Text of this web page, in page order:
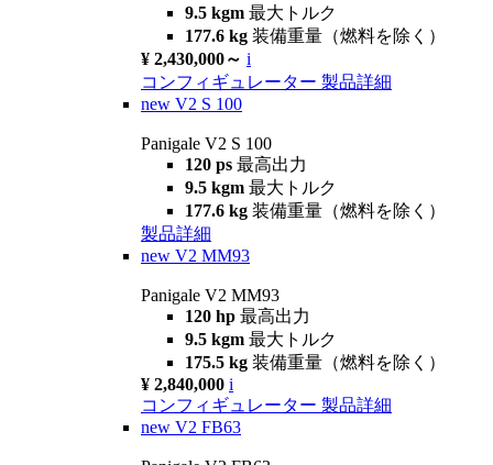
9.5 kgm 最大トルク
177.6 kg 装備重量（燃料を除く）
¥ 2,430,000～ i
コンフィギュレーター 製品詳細
new V2 S 100
Panigale V2 S 100
120 ps 最高出力
9.5 kgm 最大トルク
177.6 kg 装備重量（燃料を除く）
製品詳細
new V2 MM93
Panigale V2 MM93
120 hp 最高出力
9.5 kgm 最大トルク
175.5 kg 装備重量（燃料を除く）
¥ 2,840,000 i
コンフィギュレーター 製品詳細
new V2 FB63